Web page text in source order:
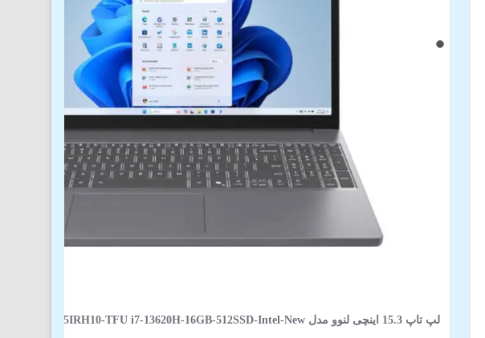
لپ‌ تاپ 15.3 اینچی لنوو مدل IdeaPad Slim 3 15IRH10-TFU i7-13620H-16GB-512SSD-Intel-New